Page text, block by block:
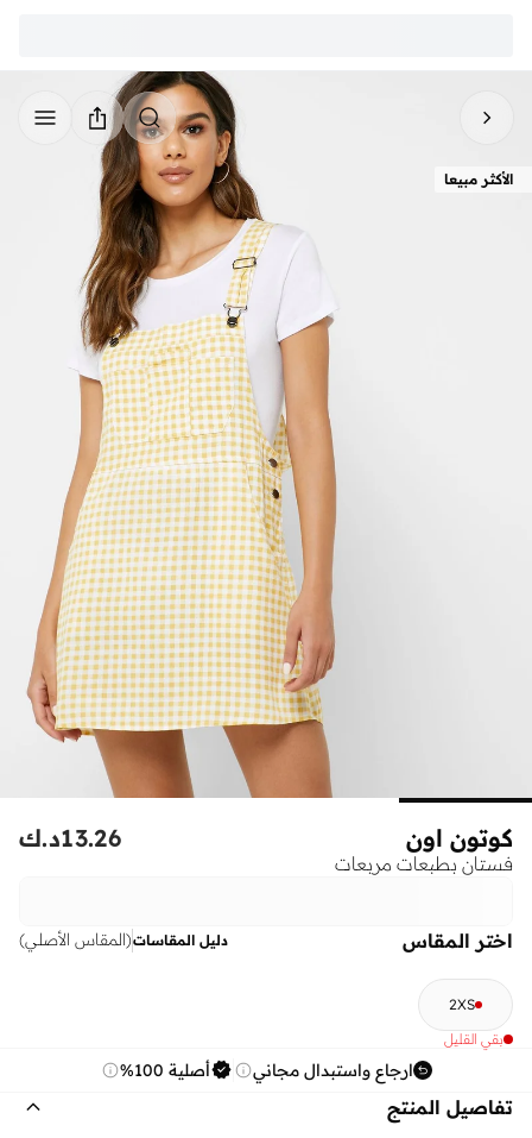
الأكثر مبيعا
كوتون اون
فستان بطبعات مربعات
د.ك13.26
اختر المقاس دليل المقاسات(المقاس الأصلي)
2XS
بقي القليل
ارجاع واستبدال مجاني أصلية 100%
تفاصيل المنتج